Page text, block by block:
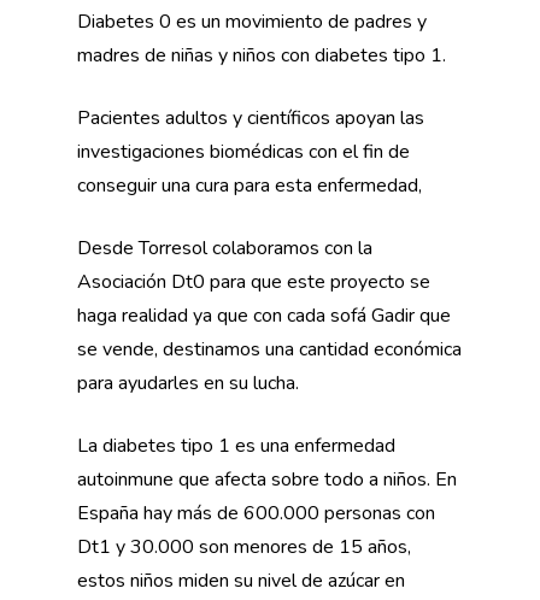
Diabetes 0 es un movimiento de padres y
madres de niñas y niños con diabetes tipo 1.
Pacientes adultos y científicos apoyan las
investigaciones biomédicas con el fin de
conseguir una cura para esta enfermedad,
Desde Torresol colaboramos con la
Asociación Dt0 para que este proyecto se
haga realidad ya que con cada sofá Gadir que
se vende, destinamos una cantidad económica
para ayudarles en su lucha.
La diabetes tipo 1 es una enfermedad
autoinmune que afecta sobre todo a niños. En
España hay más de 600.000 personas con
Dt1 y 30.000 son menores de 15 años,
estos niños miden su nivel de azúcar en